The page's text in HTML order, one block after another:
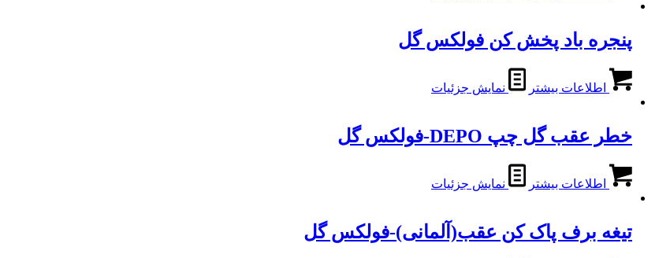
پنجره باد پخش کن فولکس گل
اطلاعات بیشتر نمایش جزئیات
خطر عقب گل چپ DEPO-فولکس گل
اطلاعات بیشتر نمایش جزئیات
تیغه برف پاک کن عقب(آلمانی)-فولکس گل